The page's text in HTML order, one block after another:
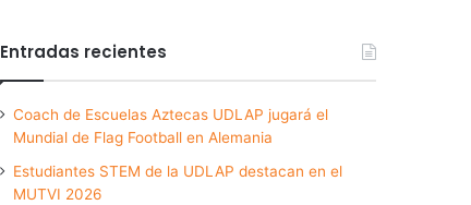
Entradas recientes
Coach de Escuelas Aztecas UDLAP jugará el
Mundial de Flag Football en Alemania
Estudiantes STEM de la UDLAP destacan en el
MUTVI 2026